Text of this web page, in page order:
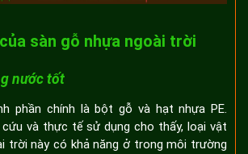
sàn gỗ nhựa ngoài trời
nước tốt
phần chính là bột gỗ và hạt nhựa PE.
cứu và thực tế sử dụng cho thấy, loại vật
trời này có khả năng ở trong môi trường